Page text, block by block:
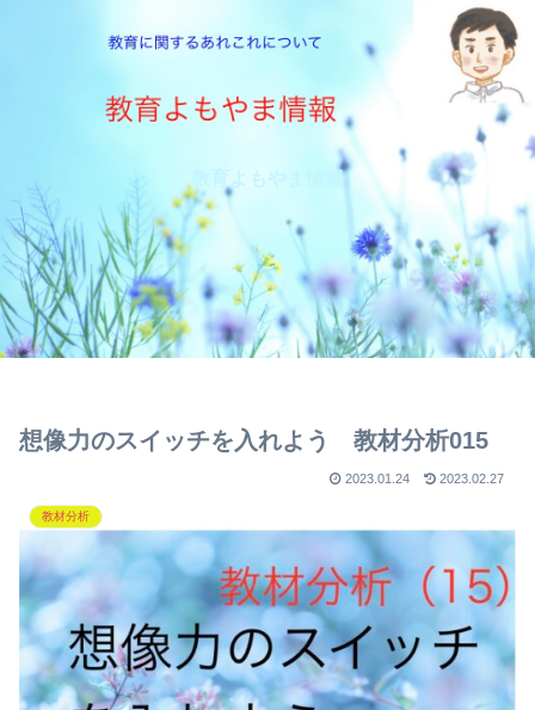
教育よもやま情報
想像力のスイッチを入れよう 教材分析015
2023.01.24 2023.02.27
教材分析